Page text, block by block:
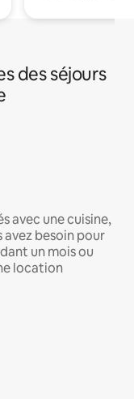
des séjours
avec une cuisine,
besoin pour
un mois ou
location